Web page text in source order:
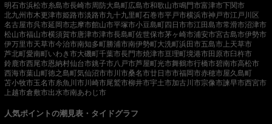
明石市浜松市糸島市長崎市周防大島町広島市和歌山市鳴門市富津市下関市
北九州市木更津市姫路市淡路市九十九里町石巻市平戸市横浜市神戸市江戸川区
名古屋市呉市延岡市志摩市館山市平塚市小豆島町四日市市江田島市常滑市沼津市
松山市福山市横須賀市唐津市津市長島町佐世保市茅ヶ崎市浦安市宮古島市伊勢市
伊万里市天草市今治市南知多町勝浦市南伊勢町大洗町浜田市五島市 上天草市
芦北町愛南町いわき市大磯町千葉市長門市焼津市亘理町境港市田原市臼杵市
鈴鹿市西尾市恩納村仙台市銚子市八戸市芦屋町光市舞鶴市行橋市碧南市高松市
西海市葉山町徳之島町気仙沼市市川市桑名市廿日市市福岡市赤穂市屋久島町
苫小牧市玉名市糸魚川市 川崎市尾鷲市柳井市宇土市加古川市宗像市諫早市西宮市
上越市倉敷市出水市南あわじ市
人気ポイントの潮見表・タイドグラフ